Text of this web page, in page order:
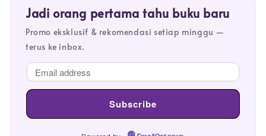
Jadi orang pertama tahu buku baru
Promo eksklusif & rekomendasi setiap minggu —
terus ke inbox.